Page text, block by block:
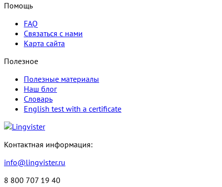
Помощь
FAQ
Связаться с нами
Карта сайта
Полезное
Полезные материалы
Наш блог
Словарь
English test with a certificate
Контактная информация:
info@lingvister.ru
8 800 707 19 40